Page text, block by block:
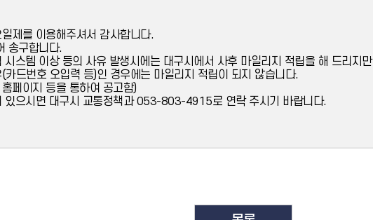
제를 이용해주셔서 감사합니다.
송구합니다.
시스템 이상 등의 사유 발생시에는 대구시에서 사후 마일리지 적립을 해 드리지만
카드번호 오입력 등)인 경우에는 마일리지 적립이 되지 않습니다.
페이지 등을 통하여 공고함)
있으시면 대구시 교통정책과 053-803-4915로 연락 주시기 바랍니다.